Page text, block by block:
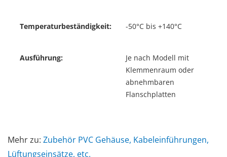
Temperaturbeständigkeit: -50°C bis +140°C
Ausführung:
Je nach Modell mit
Klemmenraum oder
abnehmbaren
Flanschplatten
Mehr zu: Zubehör PVC Gehäuse, Kabeleinführungen,
Lüftungseinsätze, etc.